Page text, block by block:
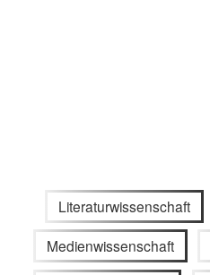
Literaturwissenschaft
Medienwissenschaft